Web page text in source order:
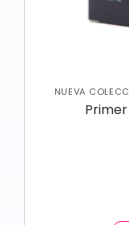
NUEVA